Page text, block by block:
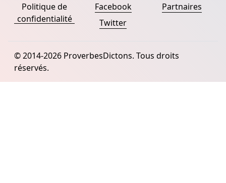
Politique de
confidentialité
Facebook
Twitter
Partnaires
© 2014-2026 ProverbesDictons. Tous droits
réservés.